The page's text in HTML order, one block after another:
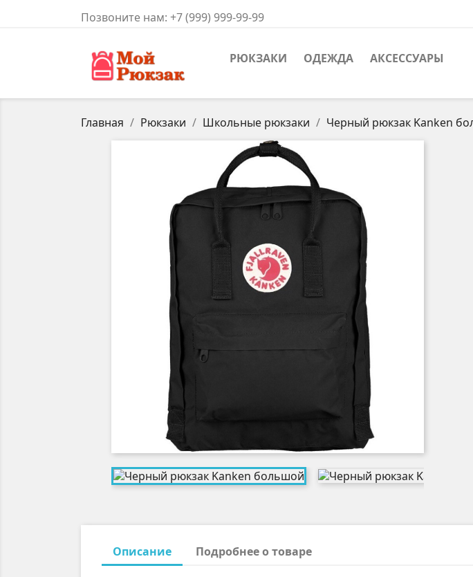
Позвоните нам: +7 (999) 999-99-99
РЮКЗАКИ ОДЕЖДА АКСЕССУАРЫ
Главная Рюкзаки Школьные рюкзаки Черный рюкзак Kanken
Описание Подробнее о товаре